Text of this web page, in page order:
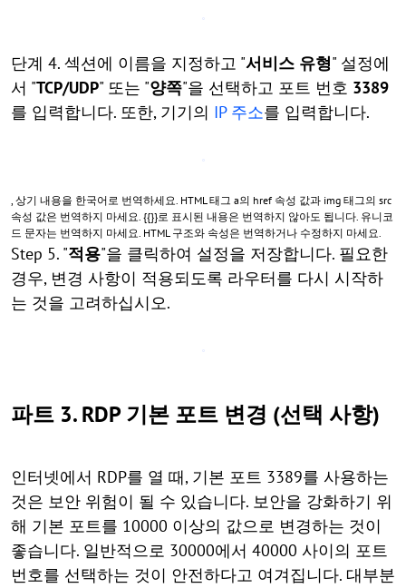
단계 4. 섹션에 이름을 지정하고 "서비스 유형" 설정에
서 "TCP/UDP" 또는 "양쪽"을 선택하고 포트 번호 3389
를 입력합니다. 또한, 기기의 IP 주소를 입력합니다.
, 상기 내용을 한국어로 번역하세요. HTML 태그 a의 href 속성 값과 img 태그의 src
속성 값은 번역하지 마세요. {{}}로 표시된 내용은 번역하지 않아도 됩니다. 유니코
드 문자는 번역하지 마세요. HTML 구조와 속성은 번역하거나 수정하지 마세요.
Step 5. "적용"을 클릭하여 설정을 저장합니다. 필요한
경우, 변경 사항이 적용되도록 라우터를 다시 시작하
는 것을 고려하십시오.
파트 3. RDP 기본 포트 변경 (선택 사항)
인터넷에서 RDP를 열 때, 기본 포트 3389를 사용하는
것은 보안 위험이 될 수 있습니다. 보안을 강화하기 위
해 기본 포트를 10000 이상의 값으로 변경하는 것이
좋습니다. 일반적으로 30000에서 40000 사이의 포트
번호를 선택하는 것이 안전하다고 여겨집니다. 대부분